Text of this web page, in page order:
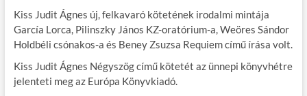
Kiss Judit Ágnes új, felkavaró kötetének irodalmi mintája
García Lorca, Pilinszky János KZ-oratórium-a, Weöres Sándor
Holdbéli csónakos-a és Beney Zsuzsa Requiem című írása volt.
Kiss Judit Ágnes Négyszög című kötetét az ünnepi könyvhétre
jelenteti meg az Európa Könyvkiadó.